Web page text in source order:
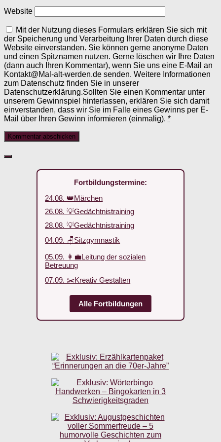
Website
Mit der Nutzung dieses Formulars erklären Sie sich mit
der Speicherung und Verarbeitung Ihrer Daten durch diese
Website einverstanden. Sie können gerne anonyme Daten
und einen Spitznamen nutzen. Gerne löschen wir Ihre Daten
(dann auch Ihren Kommentar), wenn Sie uns eine E-Mail an
Kontakt@Mal-alt-werden.de senden. Weitere Informationen
zum Datenschutz finden Sie in unserer
Datenschutzerklärung.Sollten Sie einen Kommentar unter
unserem Gewinnspiel hinterlassen, erklären Sie sich damit
einverstanden, dass wir Sie im Falle eines Gewinns per E-
Mail über Ihren Gewinn informieren (einmalig). *
Fortbildungstermine:
24.08. 👑Märchen
26.08. 💡Gedächtnistraining
28.08. 💡Gedächtnistraining
04.09. 🪑Sitzgymnastik
05.09. 👩‍💼Leitung der sozialen
Betreuung
07.09. ✂️Kreativ Gestalten
Alle Fortbildungen